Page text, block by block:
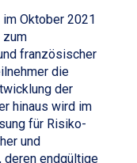
Oktober 2021
zum
französischer
die
der
hinaus wird im
für Risiko-
und
deren endgültige